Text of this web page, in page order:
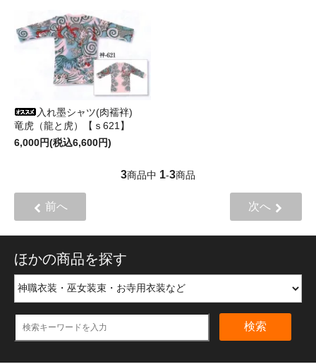
入れ墨シャツ(肉襦袢)
竜虎（龍と虎）【ｓ621】
6,000円(税込6,600円)
3商品中 1-3商品
前へ 次へ
ほかの商品を探す
検索